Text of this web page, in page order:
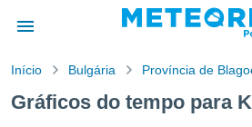
Início Bulgária Província de
Gráficos do tempo para